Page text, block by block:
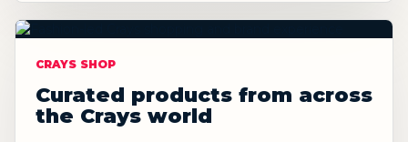
CRAYS SHOP
Curated products from across
the Crays world